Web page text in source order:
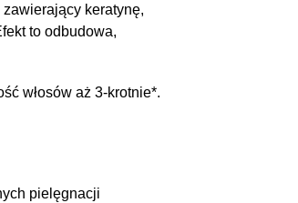
keratynę,
to odbudowa,
włosów aż 3-krotnie*.
pielęgnacji